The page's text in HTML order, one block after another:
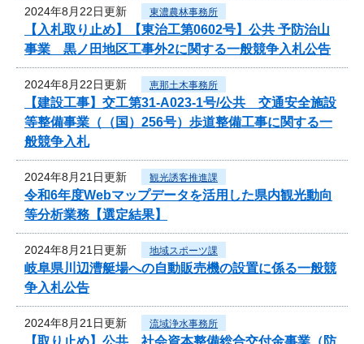
2024年8月22日更新 東濃農林事務所
【入札取り止め】【東治工第0602号】公共 予防治山
事業 黒ノ田地区工事外2に関する一般競争入札公告
2024年8月22日更新 恵那土木事務所
【建設工事】交工第31-A023-1号/公共 交通安全施設
等整備事業（（国）256号）歩道整備工事に関する一
般競争入札
2024年8月21日更新 観光誘客推進課
令和6年度Webマップデータを活用した県内観光動向
等分析業務【選定結果】
2024年8月21日更新 地域スポーツ課
岐阜県川辺漕艇場への自動販売機の設置に係る一般競
争入札公告
2024年8月21日更新 流域浄水事務所
【取り止め】公共 社会資本整備総合交付金事業（防